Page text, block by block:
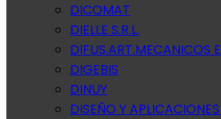
DICOMAT
DIELLE S.R.L.
DIFUS.ART.MECANICOS
DIGEBIS
DINUY
DISEÑO Y